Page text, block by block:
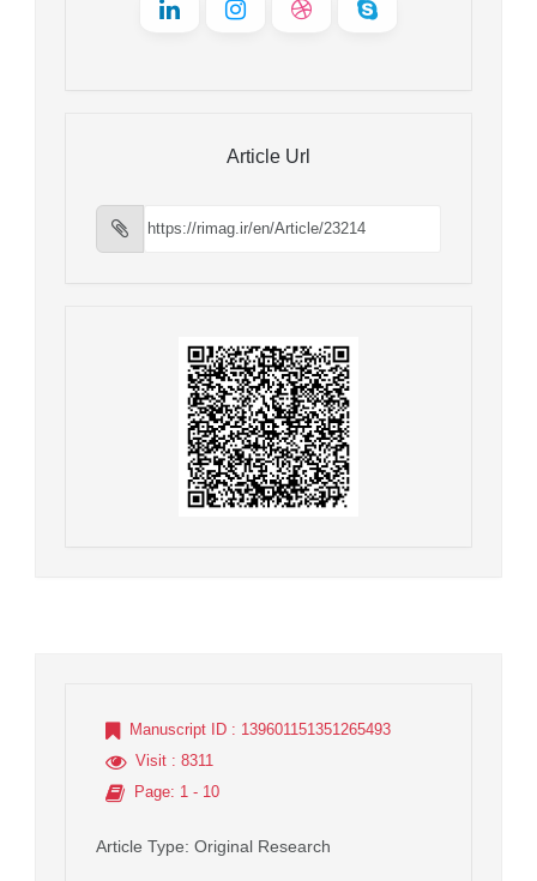
Article Url
Manuscript ID : 139601151351265493
Visit : 8311
Page: 1 - 10
Article Type: Original Research